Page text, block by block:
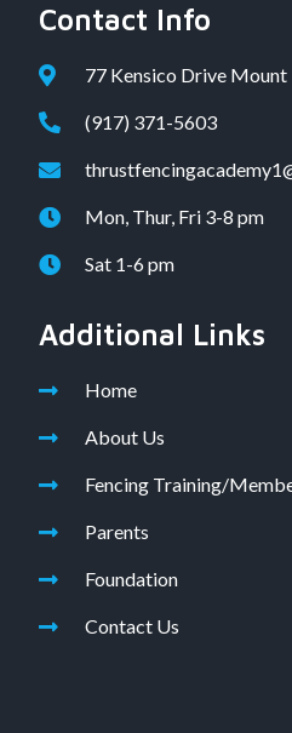
Contact Info
77 Kensico Drive
(917) 371-5603
Mon, Thur, Fri 3-8 pm
Sat 1-6 pm
Additional Links
Home
About Us
Fencing Training/
Parents
Foundation
Contact Us